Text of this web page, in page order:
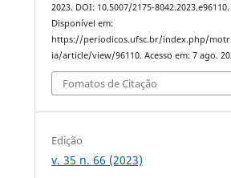
2023. DOI: 10.5007/2175-8042.2023.e96110.
Disponível em:
https://periodicos.ufsc.br/index.php/
ia/article/view/96110. Acesso em: 7 ago.
Fomatos de Citação
Edição
v. 35 n. 66 (2023)